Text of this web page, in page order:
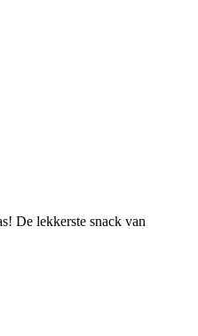
De lekkerste snack van